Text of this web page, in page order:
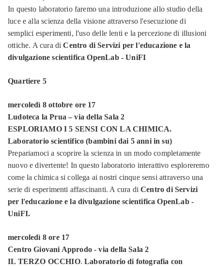
In questo laboratorio faremo una introduzione allo studio della
luce e alla scienza della visione attraverso l'esecuzione di
semplici esperimenti, l'uso delle lenti e la percezione di illusioni
ottiche. A cura diCentro di Servizi per l'educazione e la
divulgazione scientifica OpenLab - UniFI
Quartiere 5
mercoledì 8 ottobre ore 17
Ludoteca la Prua – via della Sala 2
ESPLORIAMO I 5 SENSI CON LA CHIMICA.
Laboratorio scientifico (bambini dai 5 anni in su)
Prepariamoci a scoprire la scienza in un modo completamente
nuovo e divertente! In questo laboratorio interattivo esploreremo
come la chimica si collega ai nostri cinque sensi attraverso una
serie di esperimenti affascinanti. A cura diCentro di Servizi
per l'educazione e la divulgazione scientifica OpenLab -
UniFI.
mercoledì 8 ore 17
Centro Giovani Approdo - via della Sala 2
IL TERZO OCCHIO.Laboratorio di fotografia con